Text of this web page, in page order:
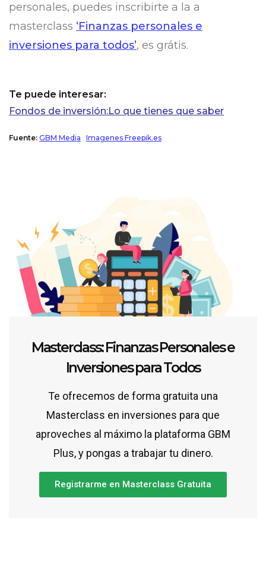
personales, puedes inscribirte a la a
masterclass ‘Finanzas personales e
inversiones para todos’, es grátis.
Te puede interesar:
Fondos de inversión:Lo que tienes que saber
Fuente: GBM Media Imagenes Freepik.es
Masterclass: Finanzas Personales e
Inversiones para Todos
Te ofrecemos de forma gratuita una
Masterclass en inversiones para que
aproveches al máximo la plataforma GBM
Plus, y pongas a trabajar tu dinero.
Registrarme en Masterclass Gratuita